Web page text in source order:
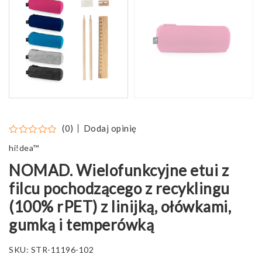
(0) Dodaj opinię
hi!dea™
NOMAD. Wielofunkcyjne etui z
filcu pochodzącego z recyklingu
(100% rPET) z linijką, ołówkami,
gumką i temperówką
SKU: STR-11196-102